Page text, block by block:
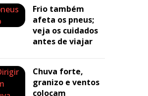
Frio também
afeta os pneus;
veja os cuidados
antes de viajar
Chuva forte,
granizo e ventos
colocam